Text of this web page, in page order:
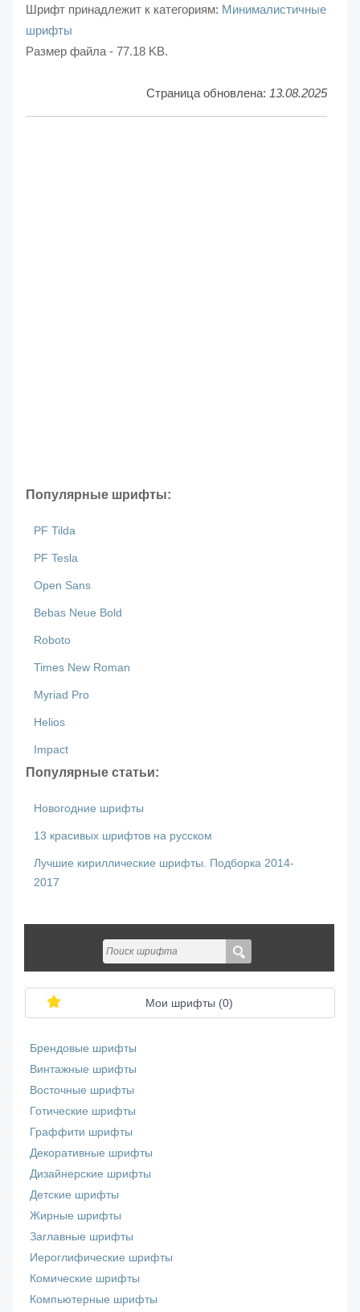
Шрифт принадлежит к категориям: Минималистичные
шрифты
Размер файла - 77.18 KB.
Страница обновлена: 13.08.2025
Популярные шрифты:
PF Tilda
PF Tesla
Open Sans
Bebas Neue Bold
Roboto
Times New Roman
Myriad Pro
Helios
Impact
Популярные статьи:
Новогодние шрифты
13 красивых шрифтов на русском
Лучшие кириллические шрифты. Подборка 2014-
2017
Мои шрифты (0)
Брендовые шрифты
Винтажные шрифты
Восточные шрифты
Готические шрифты
Граффити шрифты
Декоративные шрифты
Дизайнерские шрифты
Детские шрифты
Жирные шрифты
Заглавные шрифты
Иероглифические шрифты
Комические шрифты
Компьютерные шрифты